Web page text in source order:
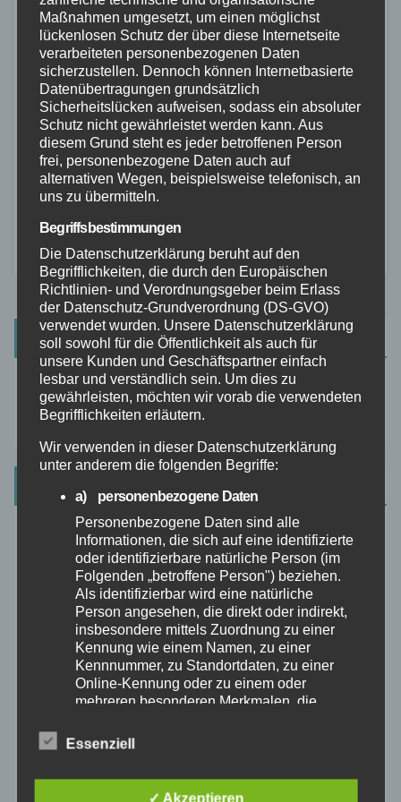
AKTIVURLAUB NATURURLAUB UNCATEGORIZED WANDERURLAUB
Die schönsten Touren in der
Sächsischen Schweiz
JAN. 3, 2023 BAVARIAN
Die Sächsische Schweiz ist ein wahres
Fahrradparadies und zählt zu den schönsten
Radtouren in Deutschland. Ob nun auf dem Weg zur
Suchen
Suchen
Radfahren in Dänemark: Entdeckt die besten
Routen mit dem Fahrrad.
Triathlon Lenkeraufsatz Test: Unsere Top-
Empfehlungen
Kette oder Riemen: Antriebswahl für Fahrräder
Maßnahmen umgesetzt, um einen möglichst
lückenlosen Schutz der über diese Internetseite
verarbeiteten personenbezogenen Daten
sicherzustellen. Dennoch können Internetbasierte
Datenübertragungen grundsätzlich
Sicherheitslücken aufweisen, sodass ein absoluter
Schutz nicht gewährleistet werden kann. Aus
diesem Grund steht es jeder betroffenen Person
frei, personenbezogene Daten auch auf
alternativen Wegen, beispielsweise telefonisch, an
uns zu übermitteln.
Begriffsbestimmungen
Die Datenschutzerklärung beruht auf den
Begrifflichkeiten, die durch den Europäischen
Richtlinien- und Verordnungsgeber beim Erlass
der Datenschutz-Grundverordnung (DS-GVO)
verwendet wurden. Unsere Datenschutzerklärung
soll sowohl für die Öffentlichkeit als auch für
unsere Kunden und Geschäftspartner einfach
lesbar und verständlich sein. Um dies zu
gewährleisten, möchten wir vorab die verwendeten
Begrifflichkeiten erläutern.
Wir verwenden in dieser Datenschutzerklärung
unter anderem die folgenden Begriffe:
a) personenbezogene Daten
Personenbezogene Daten sind alle
Informationen, die sich auf eine identifizierte
oder identifizierbare natürliche Person (im
Folgenden „betroffene Person") beziehen.
Als identifizierbar wird eine natürliche
Person angesehen, die direkt oder indirekt,
insbesondere mittels Zuordnung zu einer
Kennung wie einem Namen, zu einer
Kennnummer, zu Standortdaten, zu einer
Online-Kennung oder zu einem oder
mehreren besonderen Merkmalen, die
genetischen, psychischen, wirtschaftlichen,
Essenziell
✓ Akzeptieren